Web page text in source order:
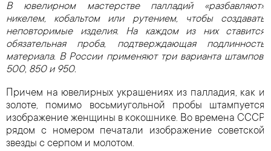
В ювелирном мастерстве палладий «разбавляют»
никелем, кобальтом или рутением, чтобы создавать
неповторимые изделия. На каждом из них ставится
обязательная проба, подтверждающая подлинность
материала. В России применяют три варианта штампов:
500, 850 и 950.
Причем на ювелирных украшениях из палладия, как и
золоте, помимо восьмиугольной пробы штампуется
изображение женщины в кокошнике. Во времена СССР
рядом с номером печатали изображение советской
звезды с серпом и молотом.